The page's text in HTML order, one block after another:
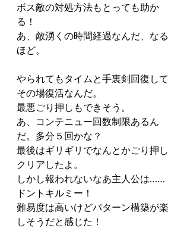
ボス敵の対処方法もとっても助か
る！
あ、敵湧くの時間経過なんだ、なる
ほど。
やられてもタイムと手裏剣回復して
その場復活なんだ。
最悪ごり押しもできそう。
あ、コンテニュー回数制限あるん
だ。多分５回かな？
最後はギリギリでなんとかごり押し
クリアしたよ。
しかし報われないなあ主人公は……
ドントキルミー！
難易度は高いけどパターン構築が楽
しそうだと感じた！